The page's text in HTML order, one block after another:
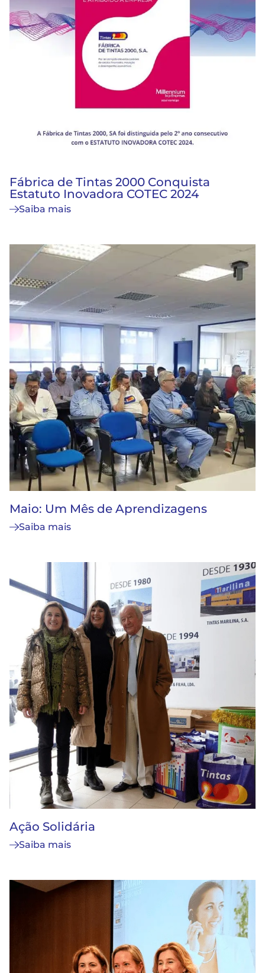
Fábrica de Tintas 2000 Conquista
Estatuto Inovadora COTEC 2024
Saiba mais
Maio: Um Mês de Aprendizagens
Saiba mais
Ação Solidária
Saiba mais